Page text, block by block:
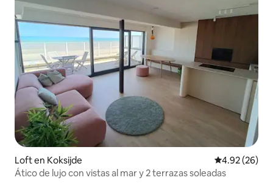
Loft en Koksijde Calificación
4.92 (26)
Ático de lujo con vistas al mar y 2 terrazas soleadas